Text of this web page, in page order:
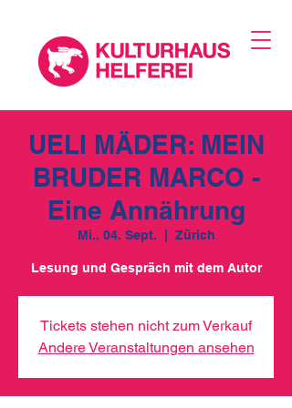
UELI MÄDER: MEIN
BRUDER MARCO -
Eine Annährung
Mi., 04. Sept. Zürich
Lesung und Gespräch mit dem Autor
Tickets stehen nicht zum Verkauf
Andere Veranstaltungen ansehen